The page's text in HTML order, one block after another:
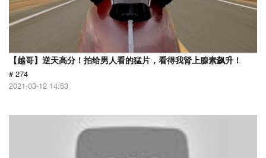
【越哥】逆天高分！拍给男人看的猛片，看得我肾上腺素飙升！
# 274
2021-03-12 14:53